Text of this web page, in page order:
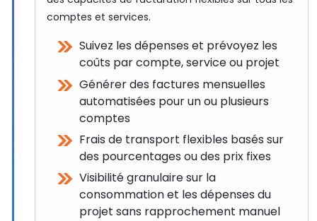
comptes et services.
Suivez les dépenses et prévoyez les
coûts par compte, service ou projet
Générer des factures mensuelles
automatisées pour un ou plusieurs
comptes
Frais de transport flexibles basés sur
des pourcentages ou des prix fixes
Visibilité granulaire sur la
consommation et les dépenses du
projet sans rapprochement manuel